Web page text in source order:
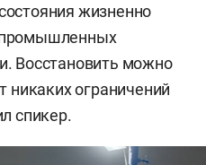
жизненно
промышленных
Восстановить можно
никаких ограничений
спикер.